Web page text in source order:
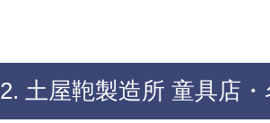
2. 土屋鞄製造所 童具店